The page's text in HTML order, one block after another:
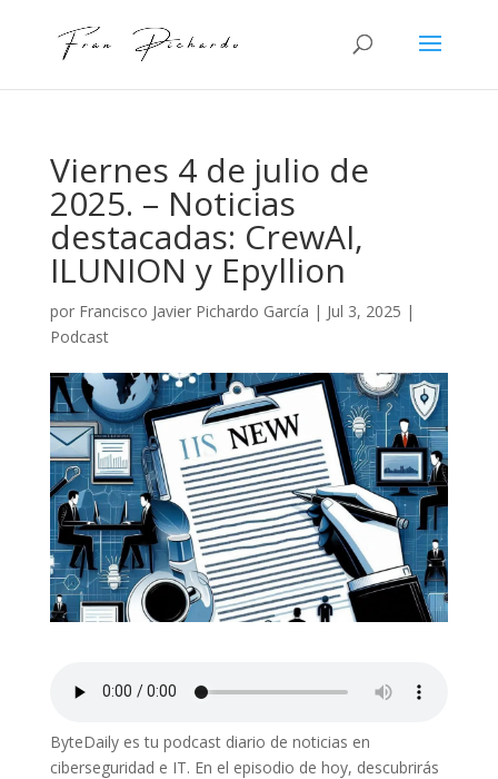
Viernes 4 de julio de
2025. – Noticias
destacadas: CrewAI,
ILUNION y Epyllion
por Francisco Javier Pichardo García | Jul 3, 2025 |
Podcast
ByteDaily es tu podcast diario de noticias en
ciberseguridad e IT. En el episodio de hoy, descubrirás